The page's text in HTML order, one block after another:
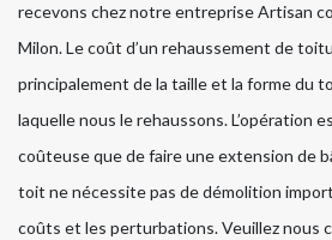
recevons chez notre entreprise Artisan
Milon. Le coût d’un rehaussement de
principalement de la taille et la forme du
laquelle nous le rehaussons. L’opération
coûteuse que de faire une extension de
toit ne nécessite pas de démolition
coûts et les perturbations. Veuillez nous